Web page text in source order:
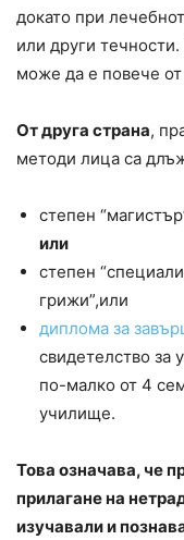
докато при
или други
може да е повече
От друга страна,
методи лица са
степен
или
степен
грижи”,или
диплома за
свидетелство за
по-малко от 4
училище.
Това означава, че
прилагане на
изучавали и